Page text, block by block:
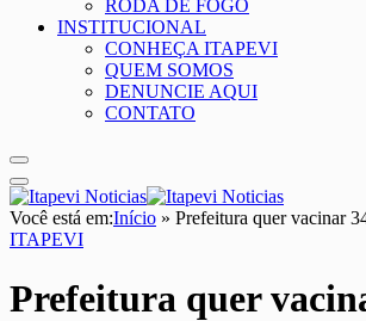
RODA DE FOGO
INSTITUCIONAL
CONHEÇA ITAPEVI
QUEM SOMOS
DENUNCIE AQUI
CONTATO
Você está em:Início » Prefeitura quer vacinar
ITAPEVI
Prefeitura quer